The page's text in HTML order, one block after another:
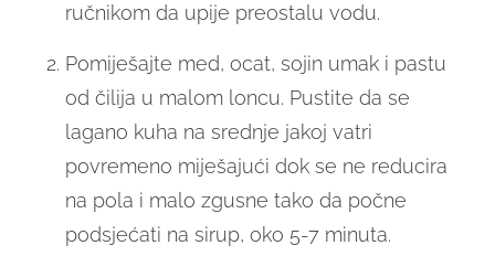
ručnikom da upije preostalu vodu.
Pomiješajte med, ocat, sojin umak i pastu
od čilija u malom loncu. Pustite da se
lagano kuha na srednje jakoj vatri
povremeno miješajući dok se ne reducira
na pola i malo zgusne tako da počne
podsjećati na sirup, oko 5-7 minuta.